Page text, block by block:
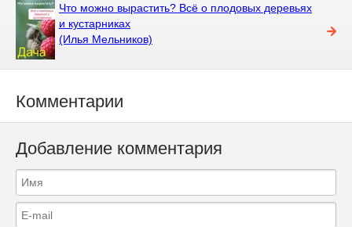
Что можно вырастить? Всё о плодовых деревьях
и кустарниках
(Илья Мельников)
Комментарии
Добавление комментария